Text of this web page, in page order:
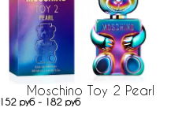
Moschino Toy 2 Pearl
152 руб - 182 руб